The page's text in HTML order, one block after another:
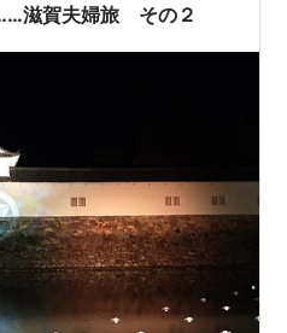
滋賀夫婦旅 その２